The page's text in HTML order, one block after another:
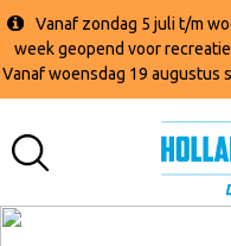
Vanaf zondag 5 juli t/m
week geopend voor
Vanaf woensdag 19 augustus